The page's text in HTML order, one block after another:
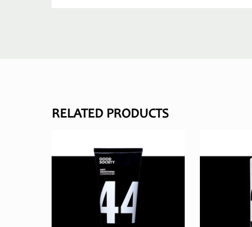
RELATED PRODUCTS